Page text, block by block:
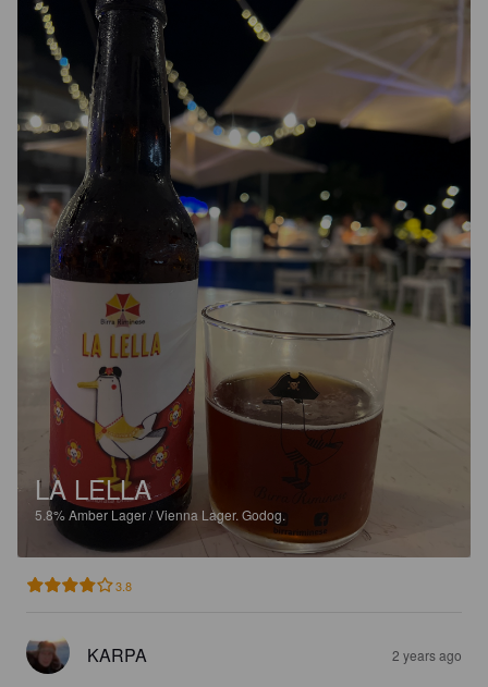
LA LELLA
5.8%Amber Lager / Vienna Lager. Godog.
3.8
KARPA 2 years ago